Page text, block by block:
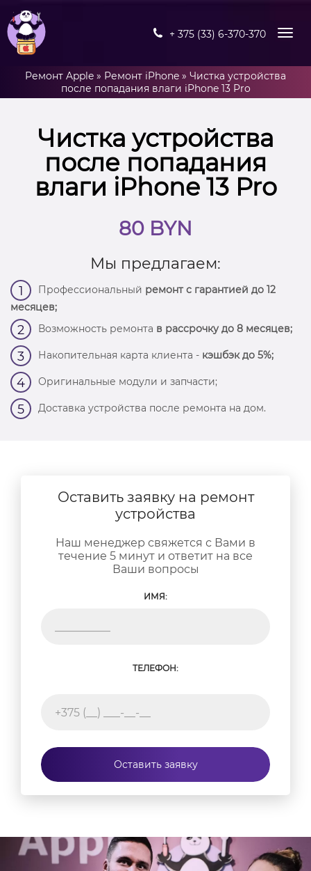
+ 375 (33) 6-370-370
Ремонт Apple » Ремонт iPhone » Чистка устройства
после попадания влаги iPhone 13 Pro
Чистка устройства
после попадания
влаги iPhone 13 Pro
80 BYN
Мы предлагаем:
1 Профессиональный ремонт с гарантией до 12
месяцев;
2 Возможность ремонта в рассрочку до 8 месяцев;
3 Накопительная карта клиента - кэшбэк до 5%;
4 Оригинальные модули и запчасти;
5 Доставка устройства после ремонта на дом.
Оставить заявку на ремонт
устройства
Наш менеджер свяжется с Вами в
течение 5 минут и ответит на все
Ваши вопросы
ИМЯ:
ТЕЛЕФОН:
Оставить заявку